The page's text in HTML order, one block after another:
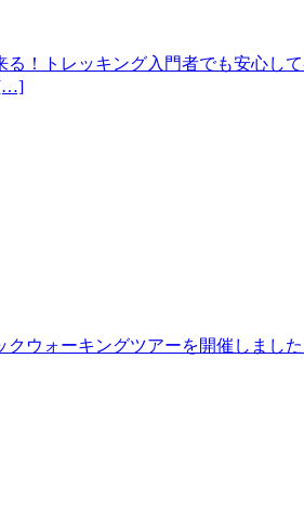
！トレッキング入門者でも安心
ウォーキングツアーを開催しま